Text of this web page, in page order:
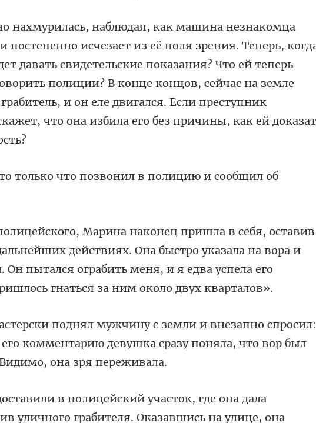
давать свидетельские показания? Что ей теперь
полиции? В конце концов, сейчас на земле
что позвонил в полицию и
нейших действиях. Она быстро указала на вора и
Он пытался ограбить
просил:
комментарию девушка сразу поня